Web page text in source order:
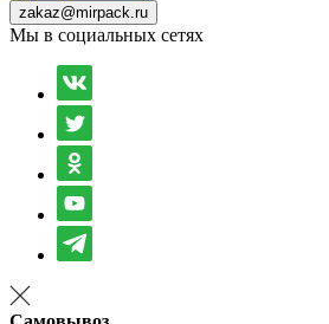
zakaz@mirpack.ru
Мы в социальных сетях